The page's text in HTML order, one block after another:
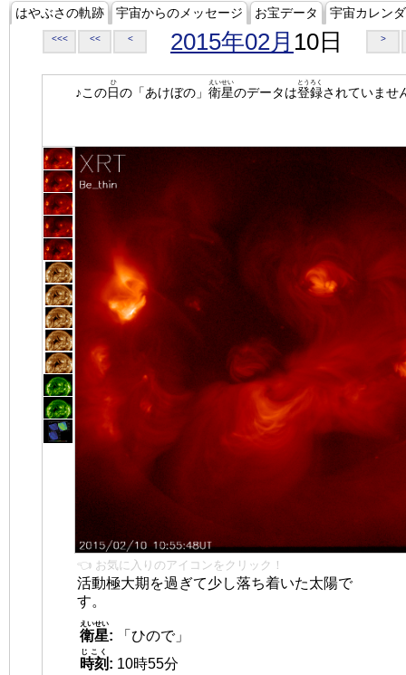
はやぶさの軌跡 宇宙からのメッセージ お宝データ 宇宙カレン
<<< << < 2015年02月 10日 >
♪この日
ひ
の「あけぼの」 衛星
えいせい
のデータは登録
とうろく
されていませ
👈 お気に入りのアイコンをクリック！
活動極大期を過ぎて少し落ち着いた太陽で
す。
衛星
えいせい
:
「ひので」
時刻
じこく
: 10時55分